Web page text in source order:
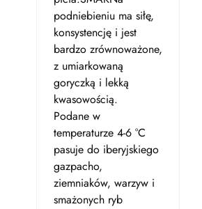
podniebieniu ma siłę,
konsystencję i jest
bardzo zrównoważone,
z umiarkowaną
goryczką i lekką
kwasowością.
Podane w
temperaturze 4-6 °C
pasuje do iberyjskiego
gazpacho,
ziemniaków, warzyw i
smażonych ryb